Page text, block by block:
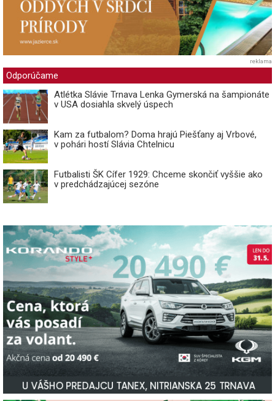
reklama
Odporúčame
Atlétka Slávie Trnava Lenka Gymerská na šampionáte
v USA dosiahla skvelý úspech
Kam za futbalom? Doma hrajú Piešťany aj Vrbové,
v pohári hostí Slávia Chtelnicu
Futbalisti ŠK Cífer 1929: Chceme skončiť vyššie ako
v predchádzajúcej sezóne